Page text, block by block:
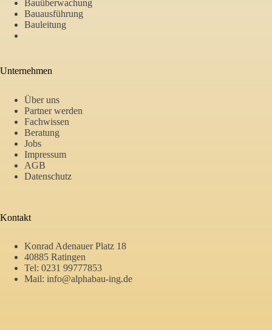
Bauüberwachung
Bauausführung
Bauleitung
Unternehmen
Über uns
Partner werden
Fachwissen
Beratung
Jobs
Impressum
AGB
Datenschutz
Kontakt
Konrad Adenauer Platz 18
40885 Ratingen
Tel: 0231 99777853
Mail: info@alphabau-ing.de